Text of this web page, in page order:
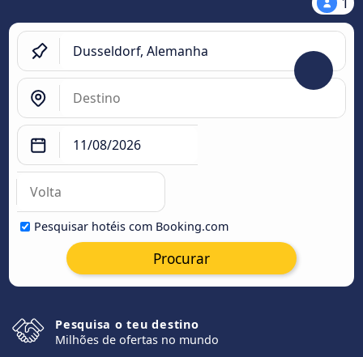
Pesquisar hotéis com Booking.com
Procurar
Pesquisa o teu destino
Milhões de ofertas no mundo